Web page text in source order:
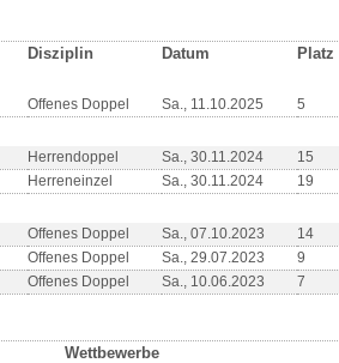
Disziplin Datum Platz
Offenes Doppel Sa., 11.10.2025 5
Herrendoppel Sa., 30.11.2024 15
Herreneinzel Sa., 30.11.2024 19
Offenes Doppel Sa., 07.10.2023 14
Offenes Doppel Sa., 29.07.2023 9
Offenes Doppel Sa., 10.06.2023 7
Wettbewerbe